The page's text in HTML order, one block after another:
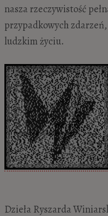
nasza rzeczywistość
przypadkowych
ludzkim życiu.
Dzieła Ryszarda